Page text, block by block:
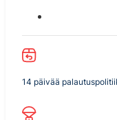
14 päivää